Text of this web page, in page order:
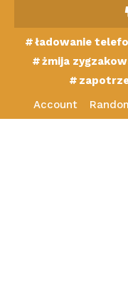
Contentładowanie
żmija
Account